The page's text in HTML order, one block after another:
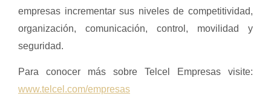
empresas incrementar sus niveles de competitividad,
organización, comunicación, control, movilidad y
seguridad.
Para conocer más sobre Telcel Empresas visite:
www.telcel.com/empresas